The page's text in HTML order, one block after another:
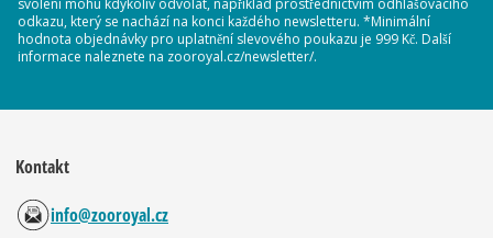
svolení mohu kdykoliv odvolat, například prostřednictvím odhlašovacího
odkazu, který se nachází na konci každého newsletteru. *Minimální
hodnota objednávky pro uplatnění slevového poukazu je 999 Kč. Další
informace naleznete na zooroyal.cz/newsletter/.
Kontakt
info@zooroyal.cz